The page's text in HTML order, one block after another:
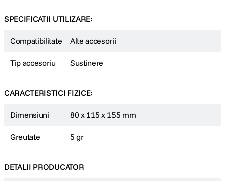
SPECIFICATII UTILIZARE:
Compatibilitate Alte accesorii
Tip accesoriu Sustinere
CARACTERISTICI FIZICE:
Dimensiuni 80 x 115 x 155 mm
Greutate 5 gr
DETALII PRODUCATOR